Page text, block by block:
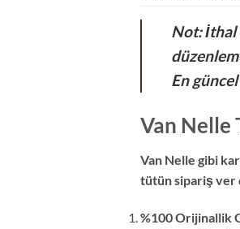
Not: İthal
En
Van Nelle
Van Nelle gibi
tütün sipariş ver
%100 Orijinallik